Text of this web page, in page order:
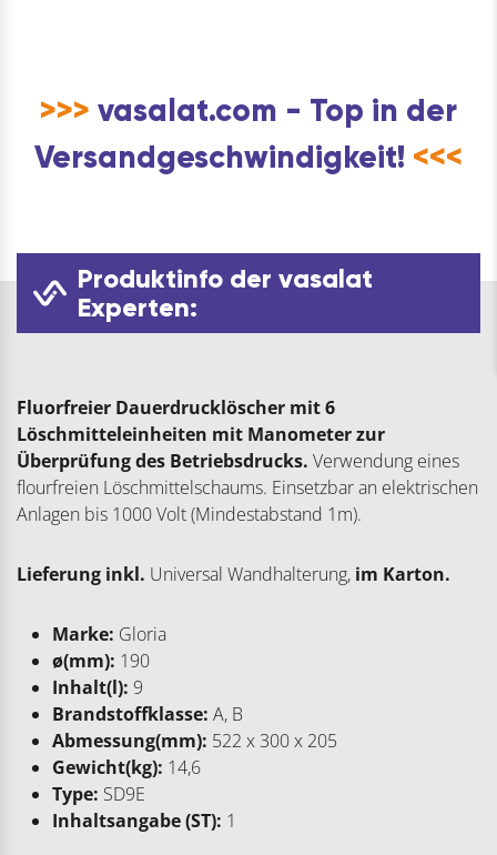
>>> vasalat.com - Top in der
Versandgeschwindigkeit! <<<
Produktinfo der vasalat
Experten:
Fluorfreier Dauerdrucklöscher mit 6
Löschmitteleinheiten mit Manometer zur
Überprüfung des Betriebsdrucks. Verwendung eines
flourfreien Löschmittelschaums. Einsetzbar an elektrischen
Anlagen bis 1000 Volt (Mindestabstand 1m).
Lieferung inkl. Universal Wandhalterung, im Karton.
Marke: Gloria
ø(mm): 190
Inhalt(l): 9
Brandstoffklasse: A, B
Abmessung(mm): 522 x 300 x 205
Gewicht(kg): 14,6
Type: SD9E
Inhaltsangabe (ST): 1